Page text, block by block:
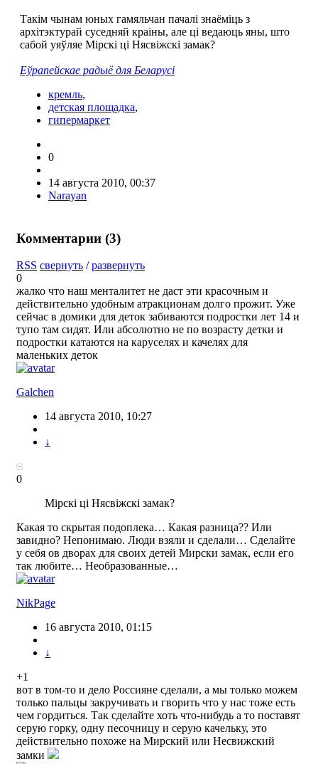
Такім чынам юных гамяльчан пачалі знаёміць з
архітэктурай суседняй краіны, але ці ведаюць яны, што
сабой уяўляе Мірскі ці Нясвіжскі замак?
Еўрапейскае радыё для Беларусі
кремль,
детская площадка,
гипермаркет
0
14 августа 2010, 00:37
Narayan
Комментарии (3)
RSS свернуть /развернуть
0
жалко что наш менталитет не даст эти красочным и
действительно удобным атракционам долго прожит. Уже
сейчас в домики для деток забиваются подростки лет 14 и
тупо там сидят. Или абсолютно не по возрасту детки и
подростки катаются на каруселях и качелях для
маленьких деток
Galchen
14 августа 2010, 10:27
↓
0
Мірскі ці Нясвіжскі замак?
Какая то скрытая подоплека… Какая разница?? Или
завидно? Непонимаю. Люди взяли и сделали… Сделайте
у себя ов дворах для своих детей Мирски замак, если его
так любите… Необразованные…
NikPage
16 августа 2010, 01:15
↓
+1
вот в том-то и дело Россияне сделали, а мы только можем
только пальцы закручивать и гворить что у нас тоже есть
чем гордиться. Так сделайте хоть что-нибудь а то поставят
серую горку, одну песочницу и серую качельку, это
действительно похоже на Мирский или Несвижский
замки